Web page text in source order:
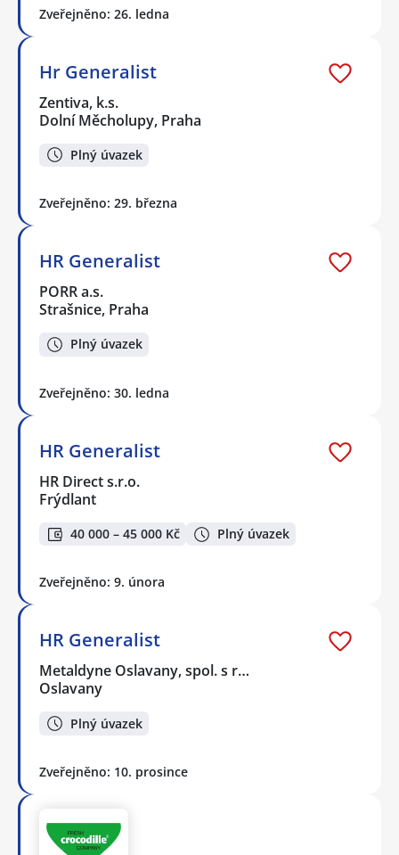
Zveřejněno: 26. ledna
Hr Generalist
Zentiva, k.s.
Dolní Měcholupy, Praha
Plný úvazek
Zveřejněno: 29. března
HR Generalist
PORR a.s.
Strašnice, Praha
Plný úvazek
Zveřejněno: 30. ledna
HR Generalist
HR Direct s.r.o.
Frýdlant
40 000 – 45 000 Kč Plný úvazek
Zveřejněno: 9. února
HR Generalist
Metaldyne Oslavany, spol. s r…
Oslavany
Plný úvazek
Zveřejněno: 10. prosince